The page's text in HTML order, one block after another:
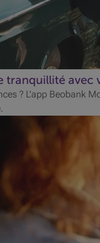
tranquillité avec
? L'app Beobank